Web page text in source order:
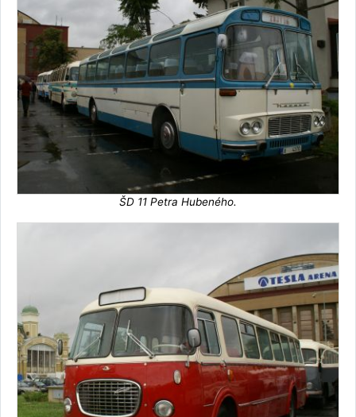
ŠD 11 Petra Hubeného.